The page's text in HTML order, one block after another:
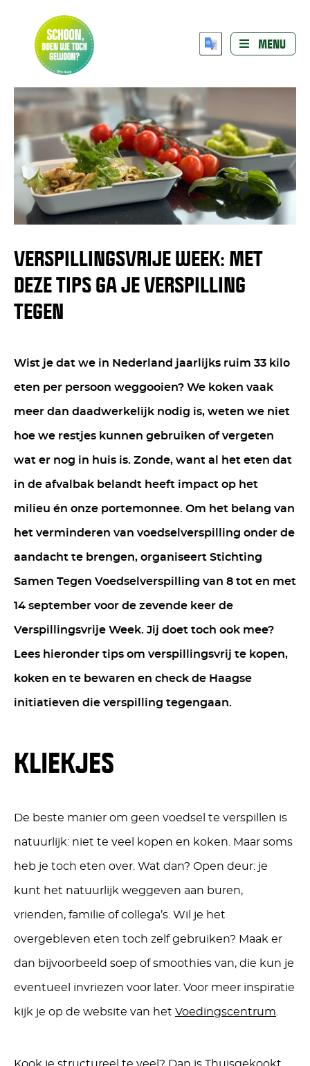
MENU
VERSPILLINGSVRIJE WEEK: MET
DEZE TIPS GA JE VERSPILLING
TEGEN
Wist je dat we in Nederland jaarlijks ruim 33 kilo
eten per persoon weggooien? We koken vaak
meer dan daadwerkelijk nodig is, weten we niet
hoe we restjes kunnen gebruiken of vergeten
wat er nog in huis is. Zonde, want al het eten dat
in de afvalbak belandt heeft impact op het
milieu én onze portemonnee. Om het belang van
het verminderen van voedselverspilling onder de
aandacht te brengen, organiseert Stichting
Samen Tegen Voedselverspilling van 8 tot en met
14 september voor de zevende keer de
Verspillingsvrije Week. Jij doet toch ook mee?
Lees hieronder tips om verspillingsvrij te kopen,
koken en te bewaren en check de Haagse
initiatieven die verspilling tegengaan.
KLIEKJES
De beste manier om geen voedsel te verspillen is
natuurlijk: niet te veel kopen en koken. Maar soms
heb je toch eten over. Wat dan? Open deur: je
kunt het natuurlijk weggeven aan buren,
vrienden, familie of collega’s. Wil je het
overgebleven eten toch zelf gebruiken? Maak er
dan bijvoorbeeld soep of smoothies van, die kun je
eventueel invriezen voor later. Voor meer inspiratie
kijk je op de website van het Voedingscentrum